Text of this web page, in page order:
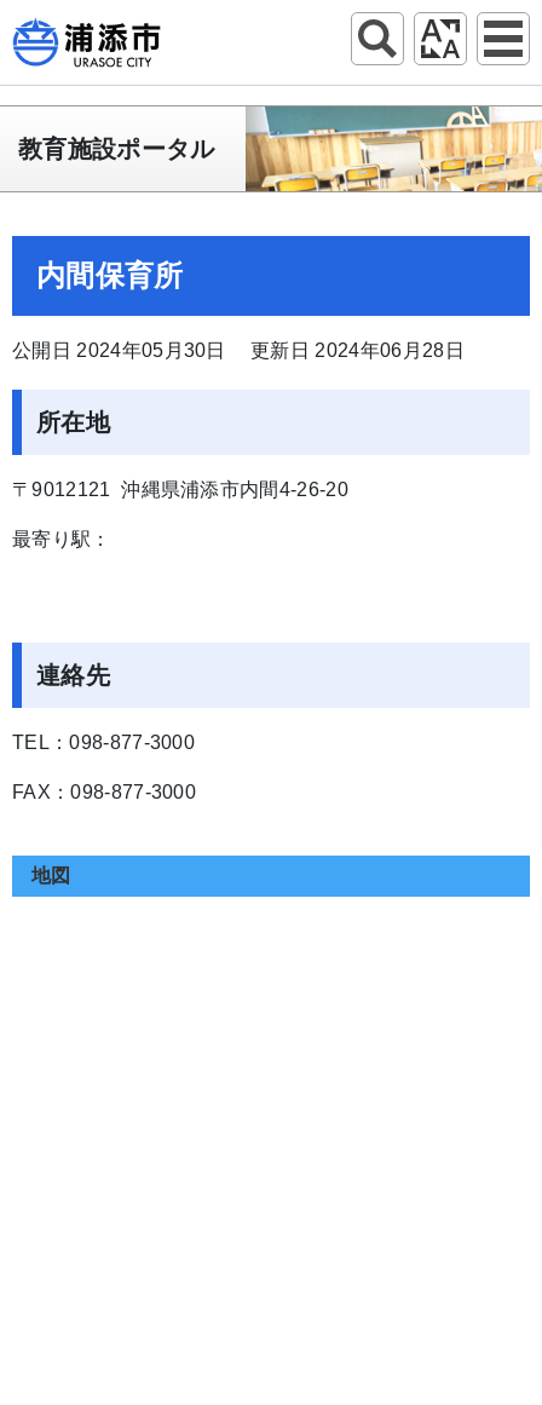
教育施設ポータル
内間保育所
公開日 2024年05月30日 更新日 2024年06月28日
所在地
〒9012121 沖縄県浦添市内間4-26-20
最寄り駅：
連絡先
TEL：098-877-3000
FAX：098-877-3000
地図